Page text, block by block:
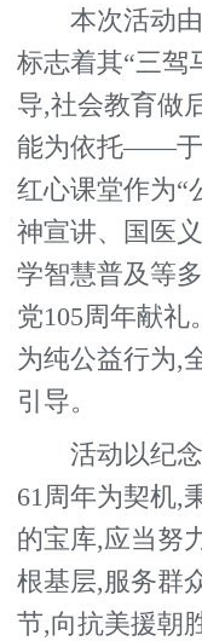
本次活动由“
标志着其“三
导,社会教育做
能为依托——于
红心课堂作为“
神宣讲、国医
学智慧普及等
党105周年献
为纯公益行为,
引导。
活动以纪念
61周年为契机,
的宝库,应当努
根基层,服务群
节,向抗美援朝